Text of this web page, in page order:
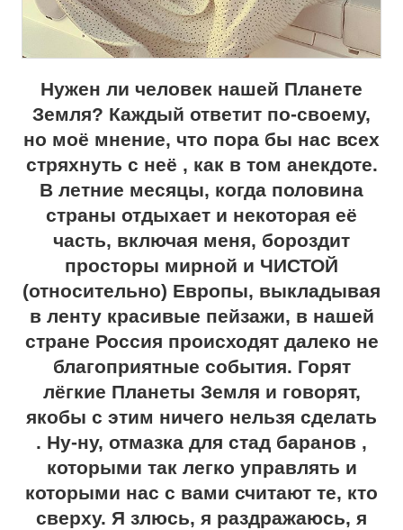
Нужен ли человек нашей Планете
Земля? Каждый ответит по-своему,
но моё мнение, что пора бы нас всех
стряхнуть с неё , как в том анекдоте.
В летние месяцы, когда половина
страны отдыхает и некоторая её
часть, включая меня, бороздит
просторы мирной и ЧИСТОЙ
(относительно) Европы, выкладывая
в ленту красивые пейзажи, в нашей
стране Россия происходят далеко не
благоприятные события. Горят
лёгкие Планеты Земля и говорят,
якобы с этим ничего нельзя сделать
. Ну-ну, отмазка для стад баранов ,
которыми так легко управлять и
которыми нас с вами считают те, кто
сверху. Я злюсь, я раздражаюсь, я